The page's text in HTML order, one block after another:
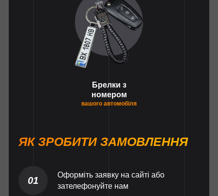
Брелки з
номером
вашого автомобіля
ЯК ЗРОБИТИ ЗАМОВЛЕННЯ
01
Оформіть заявку на сайті або
зателефонуйте нам